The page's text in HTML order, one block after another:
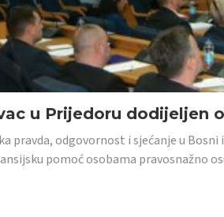
u Prijedoru dodijeljen
pravda, odgovornost i sjećanje u
pomoć osobama pravosnažno